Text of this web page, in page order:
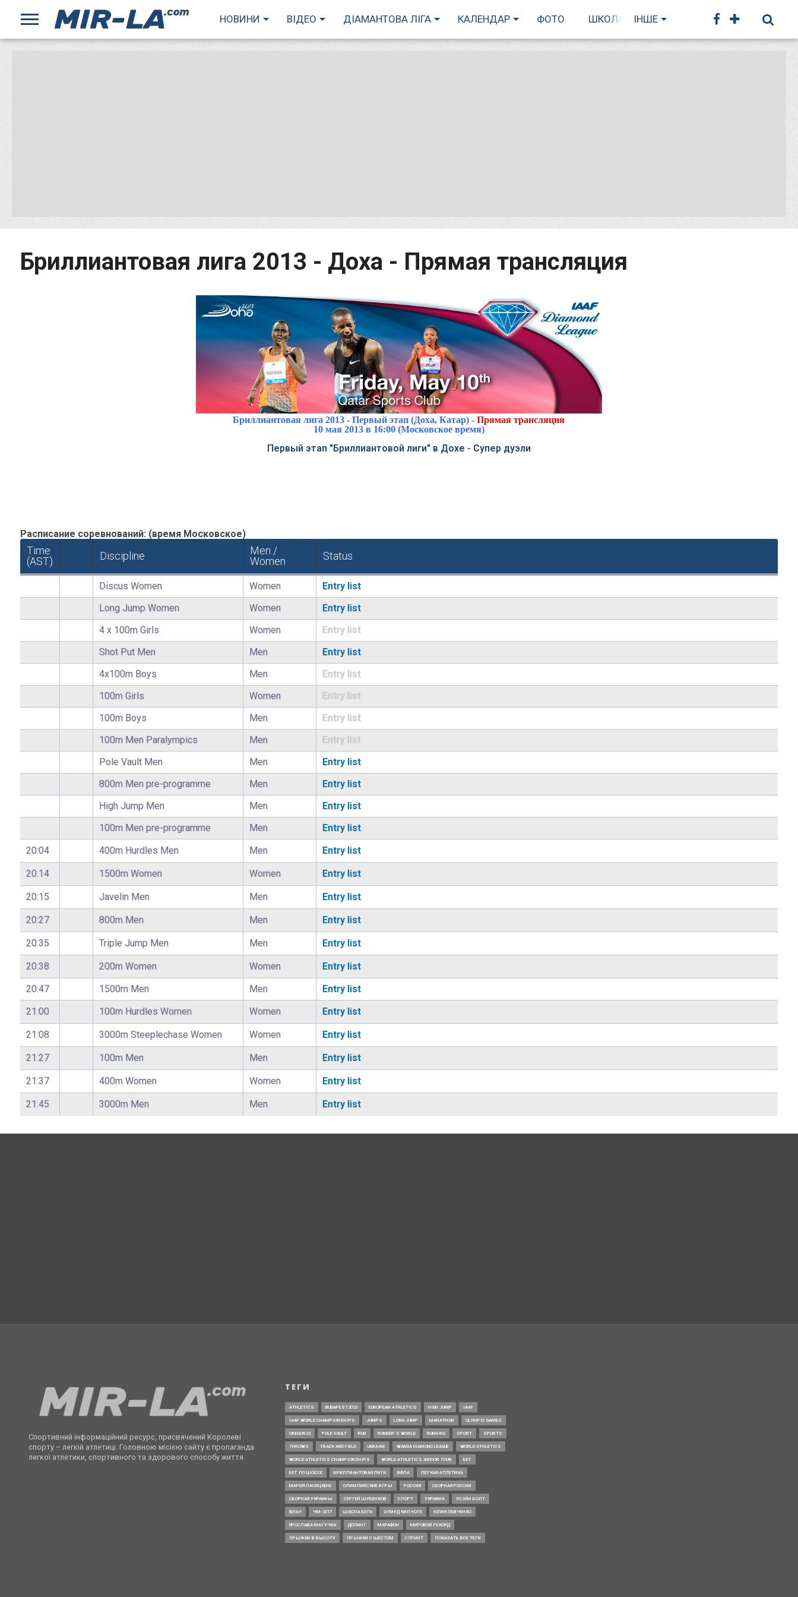
НОВИНИ ВІДЕО ДІАМАНТОВА ЛІГА КАЛЕНДАР ФОТО ШКОЛА БІГУ
ІНШЕ
Бриллиантовая лига 2013 - Доха - Прямая трансляция
Бриллиантовая лига 2013 - Первый этап (Доха, Катар) -Прямая трансляция
10 мая 2013 в 16:00 (Московское время)
Первый этап "Бриллиантовой лиги" в Дохе - Супер дуэли
Расписание соревнований: (время Московское)
Time
(AST)
Discipline
Men /
Women
Status
Discus Women Women
Entry list
Long Jump Women
Women
Entry list
4 x 100m Girls
Women
Entry list
Shot Put Men
Men
Entry list
4x100m Boys
Men
Entry list
100m Girls
Women
Entry list
100m Boys
Men
Entry list
100m Men Paralympics
Men
Entry list
Pole Vault Men
Men
Entry list
800m Men pre-programme
Men
Entry list
High Jump Men
Men
Entry list
100m Men pre-programme
Men
Entry list
20:04
400m Hurdles Men Men Entry list
20:14 1500m Women Women Entry list
20:15 Javelin Men Men Entry list
20:27 800m Men Men Entry list
20:35 Triple Jump Men Men Entry list
20:38 200m Women Women
Entry list
20:47
1500m Men Men
Entry list
21:00
100m Hurdles Women Women Entry list
21:08 3000m Steeplechase Women Women Entry list
21:27 100m Men Men Entry list
21:37 400m Women Women Entry list
21:45 3000m Men Men Entry list
Спортивний інформаційний ресурс, присвячений Королеві
спорту – легкій атлетиці. Головною місією сайту є пропаганда
легкої атлетики, спортивного та здорового способу життя.
ТЕГИ
ATHLETICS BUDAPEST2023 EUROPEAN ATHLETICS HIGH JUMP IAAF
IAAF WORLD CHAMPIONSHIPS JUMPS LONG JUMP MARATHON OLYMPIC GAMES
OREGON22 POLE VAULT RUN RUNNER’S WORLD RUNNING SPORT SPORTS
THROWS TRACK AND FIELD UKRAINE WANDA DIAMOND LEAGUE WORLD ATHLETICS
WORLD ATHLETICS CHAMPIONSHIPS WORLD ATHLETICS INDOOR TOUR БЕГ
БЕГ ПО ШОССЕ БРИЛЛИАНТОВАЯ ЛИГА ВФЛА ЛЕГКАЯ АТЛЕТИКА
МАРИЯ ЛАСИЦКЕНЕ ОЛИМПИЙСКИЕ ИГРЫ РОССИЯ СБОРНАЯ РОССИИ
СБОРНАЯ УКРАИНЫ СЕРГЕЙ ШУБЕНКОВ СПОРТ УКРАИНА УСЭЙН БОЛТ
ФЛАУ ЧМ-2017 ШКОЛА БЕГА ЭЛИУД КИПЧОГЕ ЮЛИЯ ЛЕВЧЕНКО
ЯРОСЛАВА МАГУЧИХ ДОПИНГ МАРАФОН МИРОВОЙ РЕКОРД
ПРЫЖКИ В ВЫСОТУ ПРЫЖКИ С ШЕСТОМ СПРИНТ ПОКАЗАТЬ ВСЕ ТЕГИ